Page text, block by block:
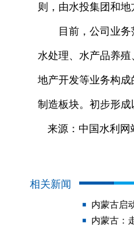
则，由水投集团和
目前，公司业务范
水处理、水产品养
地产开发等业务构
制造板块。初步形
来源：中国水利网
相关新闻
内蒙古启
内蒙古：